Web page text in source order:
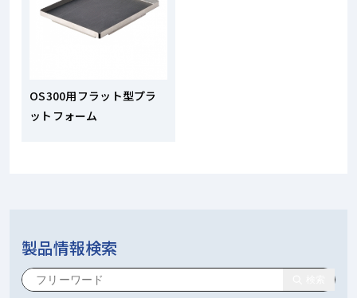
OS300用フラット型プラ
ットフォーム
製品情報検索